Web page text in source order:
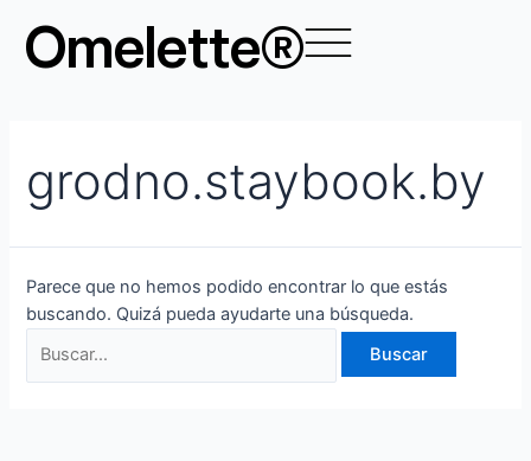
contenido
Omelette®
grodno.staybook.by
Parece que no hemos podido encontrar lo que estás
buscando. Quizá pueda ayudarte una búsqueda.
por: